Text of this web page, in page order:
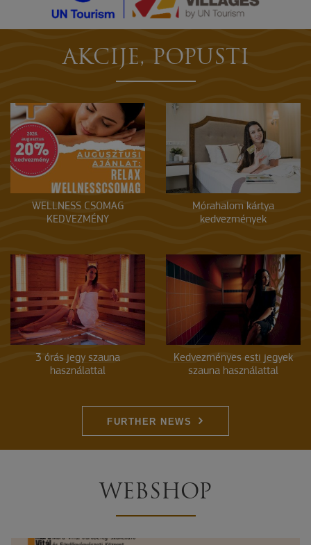
AKCIJE, POPUSTI
WELLNESS CSOMAG
KEDVEZMÉNY
Mórahalom kártya
kedvezmények
3 órás jegy szauna
használattal
Kedvezményes esti jegyek
szauna használattal
FURTHER NEWS
WEBSHOP